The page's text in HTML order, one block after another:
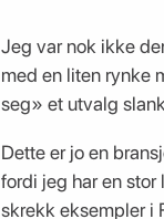
Jeg var nok ikke
med en liten rynke
seg» et utvalg
Dette er jo en
fordi jeg har en
skrekk eksempler i